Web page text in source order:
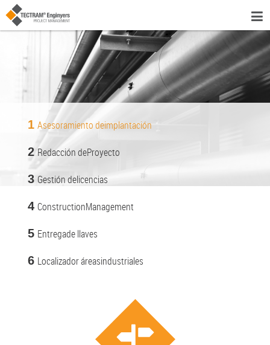
1 Asesoramiento deimplantación
2 Redacción deProyecto
3 Gestión delicencias
4 ConstructionManagement
5 Entregade llaves
6 Localizador áreasindustriales